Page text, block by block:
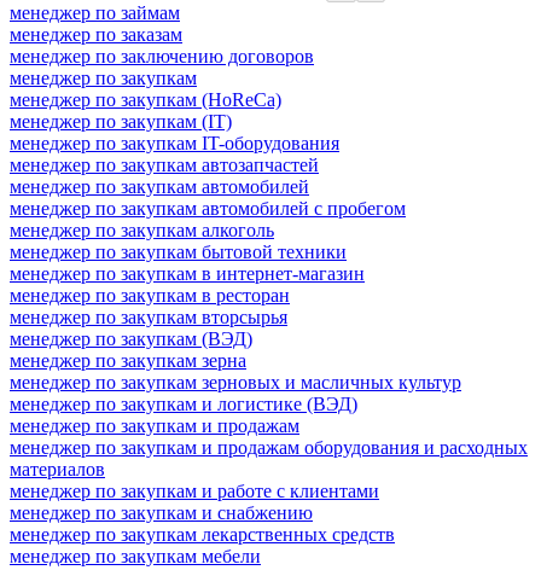
менеджер по займам
менеджер по заказам
менеджер по заключению договоров
менеджер по закупкам
менеджер по закупкам (HoReCa)
менеджер по закупкам (IT)
менеджер по закупкам IT-оборудования
менеджер по закупкам автозапчастей
менеджер по закупкам автомобилей
менеджер по закупкам автомобилей с пробегом
менеджер по закупкам алкоголь
менеджер по закупкам бытовой техники
менеджер по закупкам в интернет-магазин
менеджер по закупкам в ресторан
менеджер по закупкам вторсырья
менеджер по закупкам (ВЭД)
менеджер по закупкам зерна
менеджер по закупкам зерновых и масличных культур
менеджер по закупкам и логистике (ВЭД)
менеджер по закупкам и продажам
менеджер по закупкам и продажам оборудования и расходных
материалов
менеджер по закупкам и работе с клиентами
менеджер по закупкам и снабжению
менеджер по закупкам лекарственных средств
менеджер по закупкам мебели